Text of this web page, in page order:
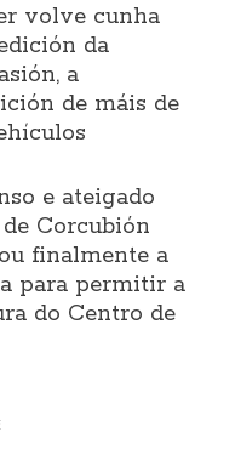
volve cunha
da
a
de máis de
e ateigado
Corcubión
finalmente a
para permitir a
do Centro de